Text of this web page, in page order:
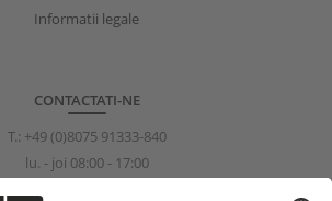
Informatii legale
CONTACTATI-NE
T.: +49 (0)8075 91333-840
lu. - joi 08:00 - 17:00